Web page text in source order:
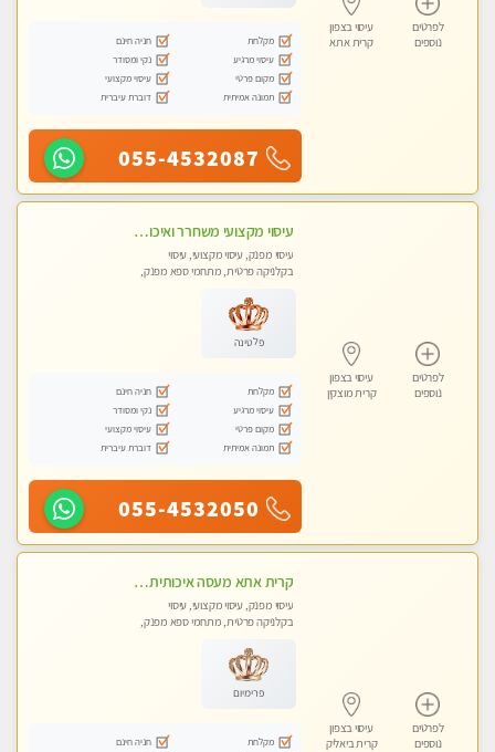
לפרטים
נוספים
עיסוי בצפון
קרית אתא
מקלחת
חניה חינם
עיסוי מרגיע
נקי ומסודר
מקום פרטי
עיסוי מקצועי
תמונה אמיתית
דוברת עיברית
055-4532087
לפרטים
נוספים
עיסוי בצפון
קרית מוצקין
עיסוי מקצועי משחרר ואיכותי והכי טוב בעיר - מרגיע ומפנק
עיסוי מפנק, עיסוי מקצועי, עיסוי
בקלניקה פרטית, מתחמי ספא מפנק,
פלטינה
מקלחת
חניה חינם
עיסוי מרגיע
נקי ומסודר
מקום פרטי
עיסוי מקצועי
תמונה אמיתית
דוברת עיברית
055-4532050
לפרטים
נוספים
עיסוי בצפון
קרית ביאליק
קרית אתא מעסה איכותית מקצועית ללא מין
עיסוי מפנק, עיסוי מקצועי, עיסוי
בקלניקה פרטית, מתחמי ספא מפנק,
פרימיום
מקלחת
חניה חינם